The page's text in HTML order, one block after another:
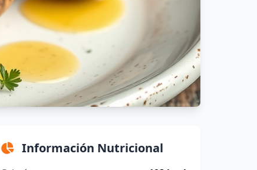
Información Nutricional